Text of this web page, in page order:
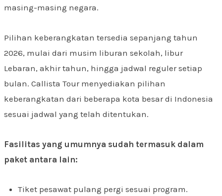
masing-masing negara.
Pilihan keberangkatan tersedia sepanjang tahun
2026, mulai dari musim liburan sekolah, libur
Lebaran, akhir tahun, hingga jadwal reguler setiap
bulan. Callista Tour menyediakan pilihan
keberangkatan dari beberapa kota besar di Indonesia
sesuai jadwal yang telah ditentukan.
Fasilitas yang umumnya sudah termasuk dalam
paket antara lain:
Tiket pesawat pulang pergi sesuai program.